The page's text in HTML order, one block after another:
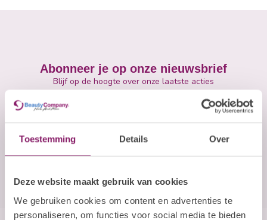
Toestemming Details Over
Deze website maakt gebruik van cookies
We gebruiken cookies om content en advertenties te
personaliseren, om functies voor social media te bieden
Abonneer je op onze nieuwsbrief
Blijf op de hoogte over onze laatste acties
E-mailadres
Abonneer